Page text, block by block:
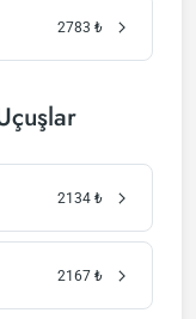
2783 ₺
2134 ₺
2167 ₺